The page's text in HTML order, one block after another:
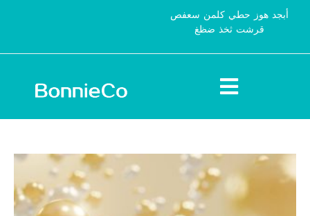
أبجد هوز حطي كلمن سعفص
قرشت ثخذ ضظغ